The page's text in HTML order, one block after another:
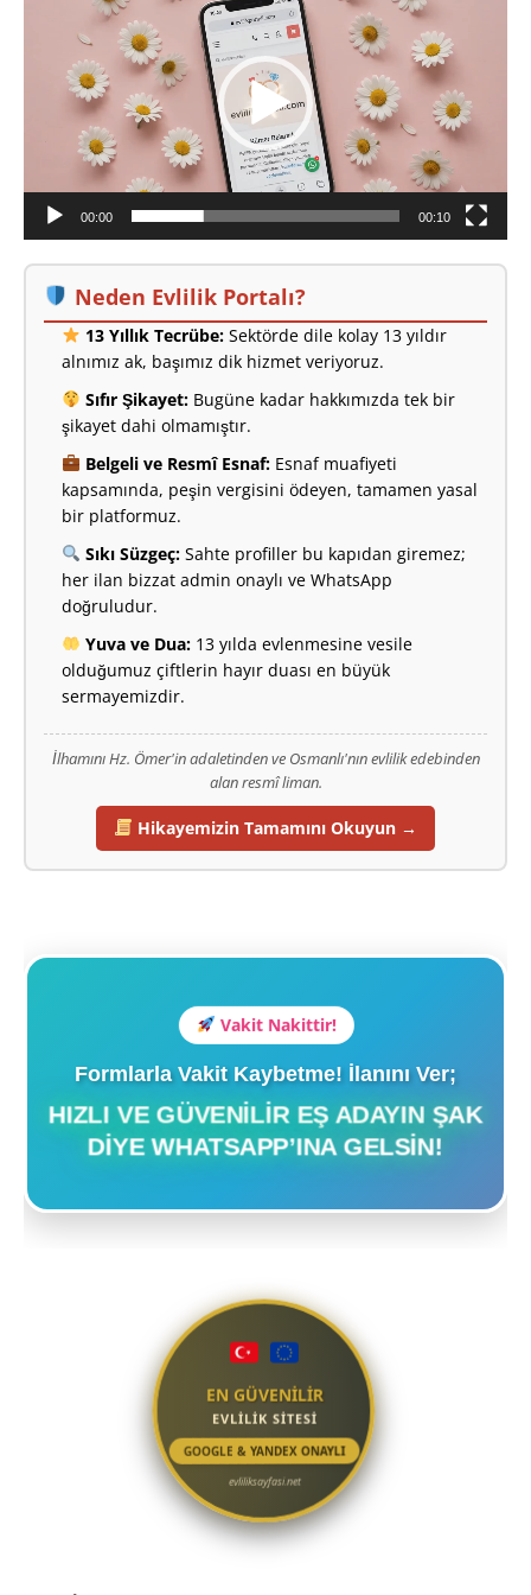
00:00 00:10
Neden Evlilik Portalı?
13 Yıllık Tecrübe:Sektörde dile kolay 13 yıldır
alnımız ak, başımız dik hizmet veriyoruz.
Sıfır Şikayet:Bugüne kadar hakkımızda tek bir
şikayet dahi olmamıştır.
Belgeli ve Resmî Esnaf:Esnaf muafiyeti
kapsamında, peşin vergisini ödeyen, tamamen yasal
bir platformuz.
Sıkı Süzgeç:Sahte profiller bu kapıdan giremez;
her ilan bizzat admin onaylı ve WhatsApp
doğruludur.
Yuva ve Dua:13 yılda evlenmesine vesile
olduğumuz çiftlerin hayır duası en büyük
sermayemizdir.
İlhamını Hz. Ömer'in adaletinden ve Osmanlı'nın evlilik edebinden
alan resmî liman.
Hikayemizin Tamamını Okuyun →
Vakit Nakittir!
Formlarla Vakit Kaybetme! İlanını Ver;
HIZLI VE GÜVENILIR EŞ ADAYIN ŞAK
DIYE WHATSAPP’INA GELSIN!
EN GÜVENİLİR
EVLİLİK SİTESİ
GOOGLE & YANDEX ONAYLI
evliliksayfasi.net